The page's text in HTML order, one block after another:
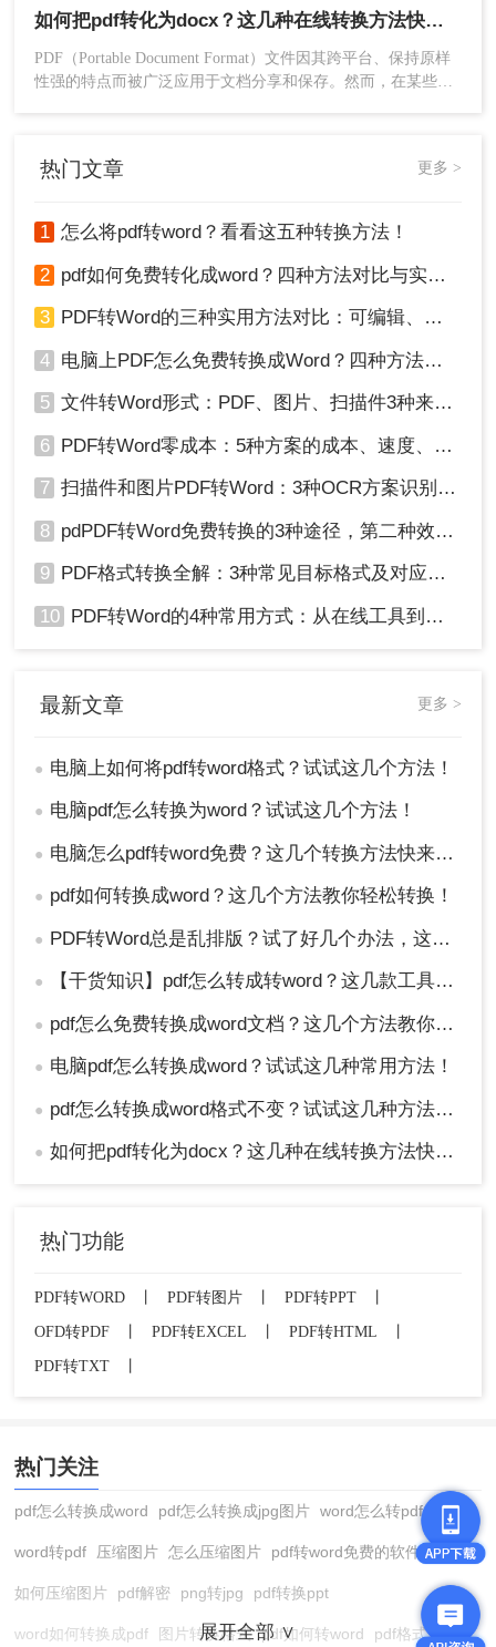
pdftotext、pdf2doc等。使用命令行工具进行转换的
除了以上四种方法外，还有一些其他方法可以将
PDF转为Word格式。例如，您可以使用虚拟打印机
项。
Microsoft Print to PDF）。确保该打印机已正确安
3、点击“打印”按钮开始打印过程。在打印对话框
中，选择要保存的文件位置和名称。
4、打印完成后，使用Word打开刚刚保存的文件即
可完成转换。请注意，这种方法可能无法完全保留
和调整。
综上所述，将PDF转为Word格式有多种方法可供选
己的方法进行操作。无论使用哪种方法，都需要注
意文件的保密性和数据安全问题。同时，在进行文
档编辑和调整时，请确保遵循相关法律法规和版权
规定。
变得轻松愉快，它就像是魔法一般，让我们能够在不改变内容
和格式的前提下，实现这一转换。不过可能还是有的小伙伴不
太了解PDF怎么转Word，所以今天教大家三个方法，快来看看
~
如何把pdf转化为docx？这几种在线转换方法快来了解下！
PDF（Portable Document Format）文件因其跨平台、保持原样
性强的特点而被广泛应用于文档分享和保存。然而，在某些情
法，帮助用户根据自己的需求选择合适的方式。
热门文章 更多 >
1 怎么将pdf转word？看看这五种转换方法！
2 pdf如何免费转化成word？四种方法对比与实操指南（附详细表格）
3 PDF转Word的三种实用方法对比：可编辑、保格式、避风险！
4 电脑上PDF怎么免费转换成Word？四种方法对比与实操指南（附详细表格）!
5 文件转Word形式：PDF、图片、扫描件3种来源分别怎么处理！
6 PDF转Word零成本：5种方案的成本、速度、精度对比！
7 扫描件和图片PDF转Word：3种OCR方案识别率实测！
8 pdPDF转Word免费转换的3种途径，第二种效率最高！
9 PDF格式转换全解：3种常见目标格式及对应操作方法！
10 PDF转Word的4种常用方式：从在线工具到桌面软件全梳理！
最新文章 更多 >
● 电脑上如何将pdf转word格式？试试这几个方法！
● 电脑pdf怎么转换为word？试试这几个方法！
● 电脑怎么pdf转word免费？这几个转换方法快来看看！
● pdf如何转换成word？这几个方法教你轻松转换！
● PDF转Word总是乱排版？试了好几个办法，这几个真的能用！
● 【干货知识】pdf怎么转成转word？这几款工具高效还免费！
● pdf怎么免费转换成word文档？这几个方法教你轻松搞定！
● 电脑pdf怎么转换成word？试试这几种常用方法！
● pdf怎么转换成word格式不变？试试这几种方法吧！
● 如何把pdf转化为docx？这几种在线转换方法快来了解下！
热门功能
PDF转WORD PDF转图片 PDF转PPT
OFD转PDF
PDF转EXCEL PDF转HTML
PDF转TXT
热门关注
pdf怎么转换成word pdf怎么转换成jpg图片 word怎么转pdf
word转pdf 压缩图片 怎么压缩图片 pdf转word免费的软件
如何压缩图片 pdf解密 png转jpg pdf转换ppt
word如何转换成pdf 图片转换格式 pdf如何转word pdf格式转换
展开全部 ∨